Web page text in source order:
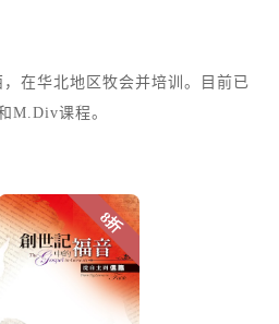
在华北地区牧会并培训。目前已
M.Div课程。